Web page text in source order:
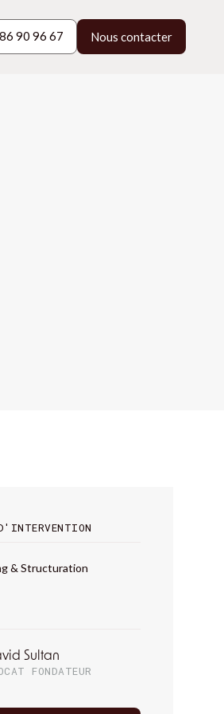
90 96 67
Nous contacter
& Structuration
Sultan
FONDATEUR